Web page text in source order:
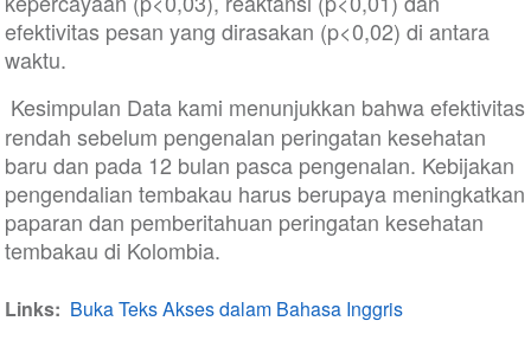
efektivitas pesan yang dirasakan (p<0,02) di antara
waktu.
Kesimpulan Data kami menunjukkan bahwa efektivitas
rendah sebelum pengenalan peringatan kesehatan
baru dan pada 12 bulan pasca pengenalan. Kebijakan
pengendalian tembakau harus berupaya meningkatkan
paparan dan pemberitahuan peringatan kesehatan
tembakau di Kolombia.
Links Buka Teks Akses dalam Bahasa Inggris